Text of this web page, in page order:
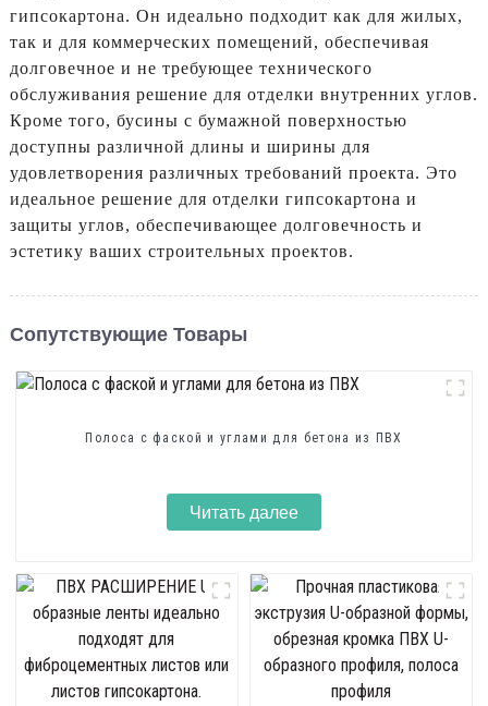
гипсокартона. Он идеально подходит как для жилых,
так и для коммерческих помещений, обеспечивая
долговечное и не требующее технического
обслуживания решение для отделки внутренних углов.
Кроме того, бусины с бумажной поверхностью
доступны различной длины и ширины для
удовлетворения различных требований проекта. Это
идеальное решение для отделки гипсокартона и
защиты углов, обеспечивающее долговечность и
эстетику ваших строительных проектов.
Сопутствующие Товары
Полоса с фаской и углами для бетона из ПВХ
Читать далее